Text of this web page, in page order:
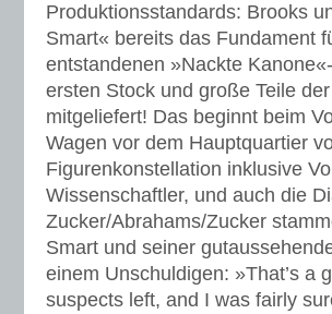
Produktionsstandards: Brooks
Smart« bereits das Fundament
entstandenen »Nackte
ersten Stock und große Teile
mitgeliefert! Das beginnt beim
Wagen vor dem Hauptquartier
Figurenkonstellation inklusive
Wissenschaftler, und auch die
Zucker/Abrahams/Zucker
Smart und seiner
einem Unschuldigen: »That’s a
suspects left, and I was fairly